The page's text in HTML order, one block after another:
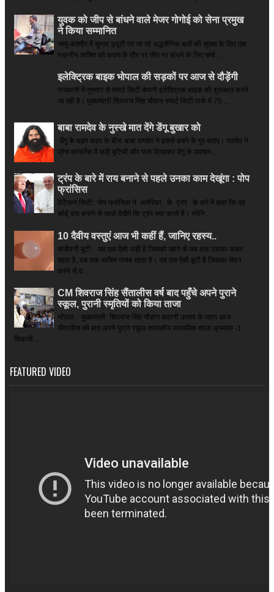
युवक को जीप से बांधने वाले मेजर गोगोई को सेना प्रमुख
ने किया सम्‍मानित
जम्मू-कश्मीर में चुनाव ड्यूटी पर जा रहे अद्धसैनिक बलों की सुरक्षा के लिए एक
स्थानीय व्यक्ति को कवच के तौर पर जीप पर बांधने के लिए चर्चा ...
इलेक्ट्रिक बाइक भोपाल की सड़कों पर आज से दौड़ेंगी
राजधानी में गुरुवार से स्मार्ट सिटी कंपनी इलेक्ट्रिक बाइक की शुरुआत करने
जा रही है। मुख्यमंत्री शिवराज सिंह चौहान स्मार्ट सिटी पार्क में 75 ...
बाबा रामदेव के नुस्खे मात देंगे डेंगू बुखार को
डेंगू के बढ़ते कहर के बीच बाबा रामदेव ने इससे बचने के गुर बताए। रामदेव ने
प्रेस कांफ्रेंस में जड़ी बूटियों और फल दिखाकर डेंगू के उपचार...
ट्रंप के बारे में राय बनाने से पहले उनका काम देखूंगा : पोप
फ्रांसिस
वेटिकन सिटी: पोप फ्रांसिस ने अमेरिका के ट्रंप के बारे में कहा कि वह
कोई राय बनाने से पहले देखेंगे कि ट्रंप क्या करते हैं। स्पेनि...
10 दैवीय वस्तुएं आज भी कहीं हैं, जानिए रहस्य..
संजीवनी बूटी : यह एक ऐसी जड़ी है जिसको खाने से जब तक उसका असर
रहता है, तब तक व्यक्ति गायब रहता है। यह एक ऐसी बूटी है जिसका सेवन
करने से व...
CM शिवराज सिंह सैंतालीस वर्ष बाद पहुँचे अपने पुराने
स्कूल, पुरानी स्मृतियों को किया ताजा
भोपाल : मुख्यमंत्री शिवराज सिंह चौहान कहानी उत्सव के तहत आज
सैंतालीस वर्ष बाद अपने पुराने स्कूल शासकीय माध्यमिक शाला क्रमांक -1
शिवाजी...
FEATURED VIDEO